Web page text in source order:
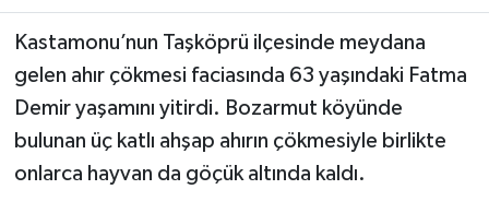
Kastamonu’nun Taşköprü ilçesinde meydana
gelen ahır çökmesi faciasında 63 yaşındaki Fatma
Demir yaşamını yitirdi. Bozarmut köyünde
bulunan üç katlı ahşap ahırın çökmesiyle birlikte
onlarca hayvan da göçük altında kaldı.
TEKNOLOJİ
KÜLTÜR SANAT